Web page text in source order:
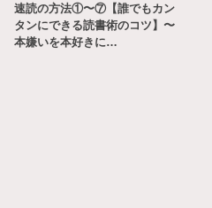
速読の方法①〜⑦【誰でもカン
タンにできる読書術のコツ】〜
本嫌いを本好きに…